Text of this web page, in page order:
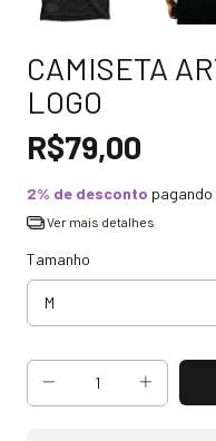
CAMISETA
LOGO
R$79,00
2% de desconto pagando
Ver mais detalhes
Tamanho